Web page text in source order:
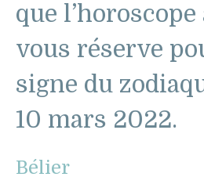
que
vous réserve
signe du
10 mars 2022.
Bélier